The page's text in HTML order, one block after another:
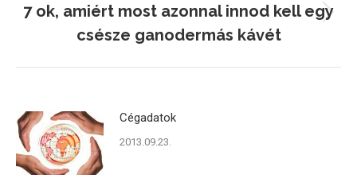
Next
post:
7 ok, amiért most azonnal innod kell egy
csésze ganodermás kávét
Cégadatok
2013.09.23.